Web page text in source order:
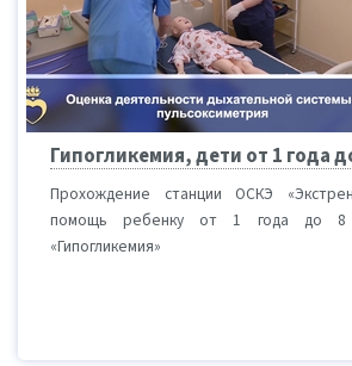
Гипогликемия, дети от 1 года
Прохождение станции ОСКЭ
помощь ребенку от 1 года до 8
«Гипогликемия»